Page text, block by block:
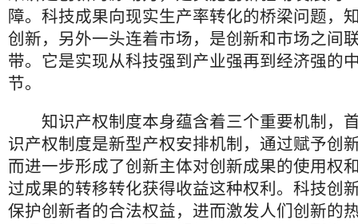
障。科技成果向现实生产率转化的桥梁问题，
创新，另外一头连着市场，是创新和市场之间
带。它是实现从科技强到产业强再到经济强的
节。
知识产权制度本身蕴含着三个重要机制，
识产权制度是新型产权安排机制，通过赋予创
而进一步形成了创新主体对创新成果的使用权
过成果的转移转化获得收益这种权利。科技创
保护创新者的合法权益，进而激发人们创新的